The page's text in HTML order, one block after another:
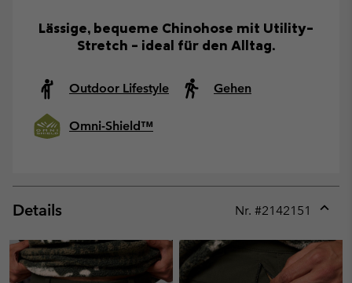
Lässige, bequeme Chinohose mit Utility-
Stretch – ideal für den Alltag.
Outdoor Lifestyle Gehen
Omni-Shield™
Details Nr. #2142151
or